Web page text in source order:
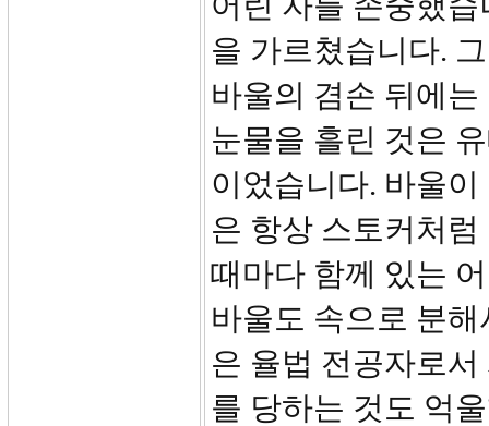
을 가르쳤습니다.
바울의 겸손 뒤에
눈물을 흘린 것은
이었습니다. 바울
은 항상 스토커처
때마다 함께 있는
바울도 속으로 분
은 율법 전공자로
를 당하는 것도 억